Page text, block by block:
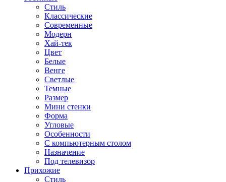
Стиль
Классические
Современные
Модерн
Хай-тек
Цвет
Белые
Венге
Светлые
Темные
Размер
Мини стенки
Форма
Угловые
Особенности
С компьютерным столом
Назначение
Под телевизор
Прихожие
Стиль